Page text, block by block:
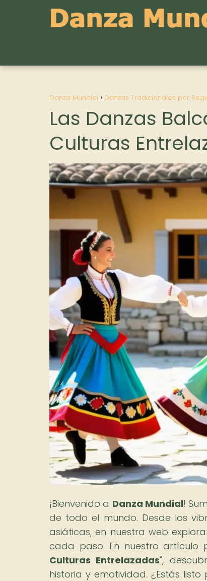
Danza Mundial Danzas Tradicionales por
Las Danzas
Culturas
¡Bienvenido a Danza Mundial!
de todo el mundo. Desde los
asiáticas, en nuestra web
cada paso. En nuestro artículo
Culturas Entrelazadas",
historia y emotividad. ¿Estás